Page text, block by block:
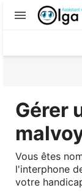

Gérer
Vous êtes
l'interphone
votre